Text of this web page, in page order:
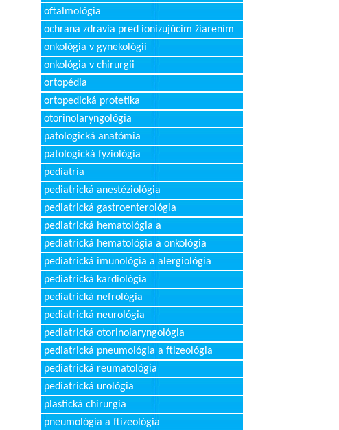
oftalmológia
ochrana zdravia pred ionizujúcim žiarením
onkológia v gynekológii
onkológia v chirurgii
ortopédia
ortopedická protetika
otorinolaryngológia
patologická anatómia
patologická fyziológia
pediatria
pediatrická anestéziológia
pediatrická gastroenterológia
pediatrická hematológia a
pediatrická hematológia a onkológia
pediatrická imunológia a alergiológia
pediatrická kardiológia
pediatrická nefrológia
pediatrická neurológia
pediatrická otorinolaryngológia
pediatrická pneumológia a ftizeológia
pediatrická reumatológia
pediatrická urológia
plastická chirurgia
pneumológia a ftizeológia